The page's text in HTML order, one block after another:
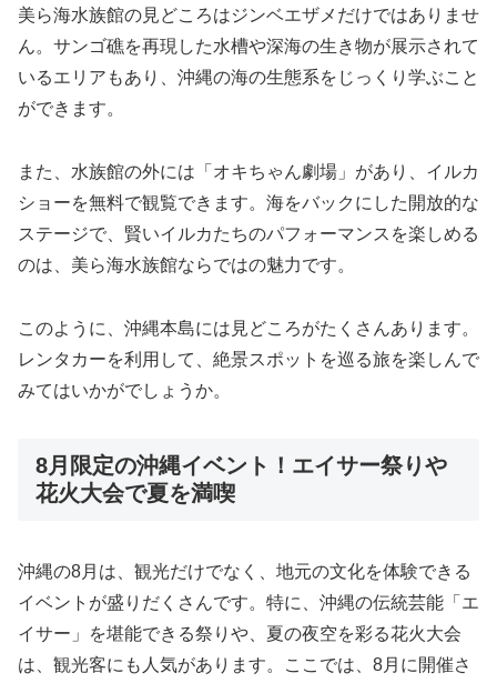
美ら海水族館の見どころはジンベエザメだけではありませ
ん。サンゴ礁を再現した水槽や深海の生き物が展示されて
いるエリアもあり、沖縄の海の生態系をじっくり学ぶこと
ができます。
また、水族館の外には「オキちゃん劇場」があり、イルカ
ショーを無料で観覧できます。海をバックにした開放的な
ステージで、賢いイルカたちのパフォーマンスを楽しめる
のは、美ら海水族館ならではの魅力です。
このように、沖縄本島には見どころがたくさんあります。
レンタカーを利用して、絶景スポットを巡る旅を楽しんで
みてはいかがでしょうか。
8月限定の沖縄イベント！エイサー祭りや
花火大会で夏を満喫
沖縄の8月は、観光だけでなく、地元の文化を体験できる
イベントが盛りだくさんです。特に、沖縄の伝統芸能「エ
イサー」を堪能できる祭りや、夏の夜空を彩る花火大会
は、観光客にも人気があります。ここでは、8月に開催さ